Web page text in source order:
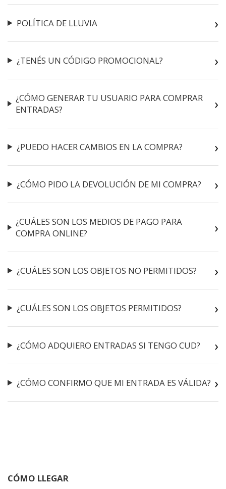
POLÍTICA DE LLUVIA
¿TENÉS UN CÓDIGO PROMOCIONAL?
¿CÓMO GENERAR TU USUARIO PARA COMPRAR
ENTRADAS?
¿PUEDO HACER CAMBIOS EN LA COMPRA?
¿CÓMO PIDO LA DEVOLUCIÓN DE MI COMPRA?
¿CUÁLES SON LOS MEDIOS DE PAGO PARA
COMPRA ONLINE?
¿CUÁLES SON LOS OBJETOS NO PERMITIDOS?
¿CUÁLES SON LOS OBJETOS PERMITIDOS?
¿CÓMO ADQUIERO ENTRADAS SI TENGO CUD?
¿CÓMO CONFIRMO QUE MI ENTRADA ES VÁLIDA?
CÓMO LLEGAR